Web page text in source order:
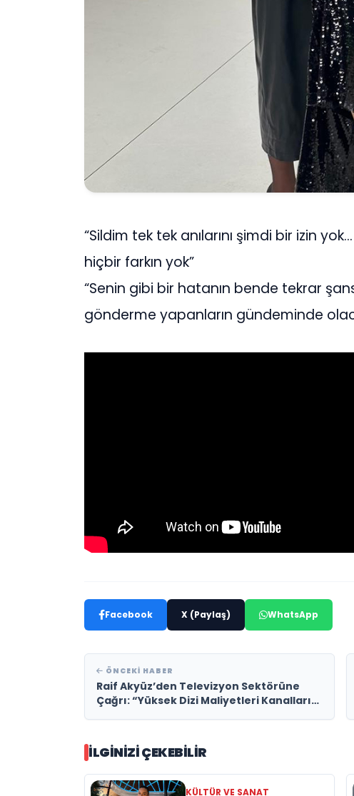
“Sildim tek tek anılarını şimdi bir izin
hiçbir farkın yok”
“Senin gibi bir hatanın bende tekrar
gönderme yapanların gündeminde
Facebook X (Paylaş) WhatsApp
ÖNCEKI HABER
Raif Akyüz’den Televizyon Sektörüne
Çağrı: “Yüksek Dizi Maliyetleri Kanalları
İLGINIZI ÇEKEBILIR
KÜLTÜR VE SANAT